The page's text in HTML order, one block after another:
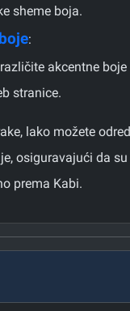
sheme boja.
:
akcentne
stranice.
lako možete
osiguravajući da
prema Kabi.